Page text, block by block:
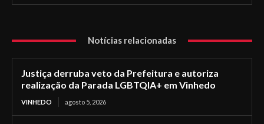
Notícias relacionadas
Justiça derruba veto da Prefeitura e autoriza
realização da Parada LGBTQIA+ em Vinhedo
VINHEDO agosto 5, 2026